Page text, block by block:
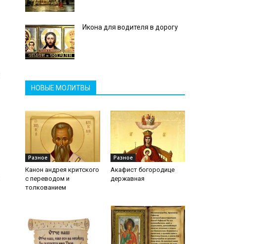
Икона для водителя в дорогу
НОВЫЕ МОЛИТВЫ
Разное
Канон андрея критского
с переводом и
толкованием
Разное
Акафист богородице
державная